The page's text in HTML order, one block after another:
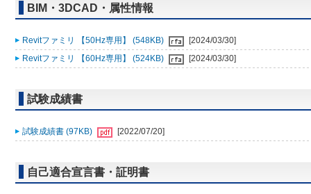
BIM・3DCAD・属性情報
Revitファミリ 【50Hz専用】 (548KB)
[2024/03/30]
Revitファミリ 【60Hz専用】 (524KB)
[2024/03/30]
試験成績書
試験成績書 (97KB) [2022/07/20]
自己適合宣言書・証明書